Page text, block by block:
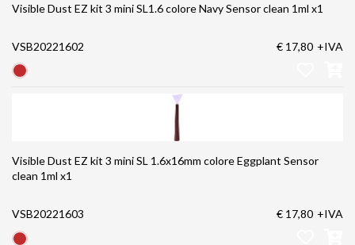
Visible Dust EZ kit 3 mini SL1.6 colore Navy Sensor clean 1ml x1
VSB20221602 € 17,80 +IVA
Visible Dust EZ kit 3 mini SL 1.6x16mm colore Eggplant Sensor
clean 1ml x1
VSB20221603 € 17,80 +IVA